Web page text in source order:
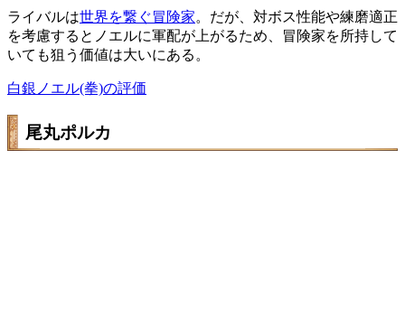
ライバルは世界を繋ぐ冒険家。だが、対ボス性能や練磨適正
を考慮するとノエルに軍配が上がるため、冒険家を所持して
いても狙う価値は大いにある。
白銀ノエル(拳)の評価
尾丸ポルカ